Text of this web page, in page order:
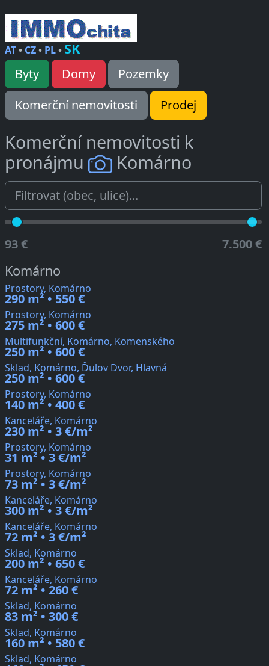
AT• CZ• PL• SK
Byty Domy
Pozemky
Komerční nemovitosti
Prodej
Komerční nemovitosti k
pronájmu
Komárno
93 € 7.500 €
Komárno
Prostory, Komárno
290 m² • 550 €
Prostory, Komárno
275 m² • 600 €
Multifunkční, Komárno, Komenského
250 m² • 600 €
Sklad, Komárno, Ďulov Dvor, Hlavná
250 m² • 600 €
Prostory, Komárno
140 m² • 400 €
Kanceláře, Komárno
230 m² • 3 €/m²
Prostory, Komárno
31 m² • 3 €/m²
Prostory, Komárno
73 m² • 3 €/m²
Kanceláře, Komárno
300 m² • 3 €/m²
Kanceláře, Komárno
72 m² • 3 €/m²
Sklad, Komárno
200 m² • 650 €
Kanceláře, Komárno
72 m² • 260 €
Sklad, Komárno
83 m² • 300 €
Sklad, Komárno
160 m² • 580 €
Sklad, Komárno